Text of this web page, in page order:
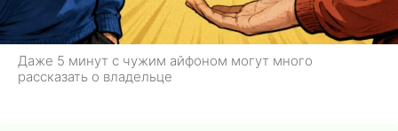
Даже 5 минут с чужим айфоном могут много
рассказать о владельце